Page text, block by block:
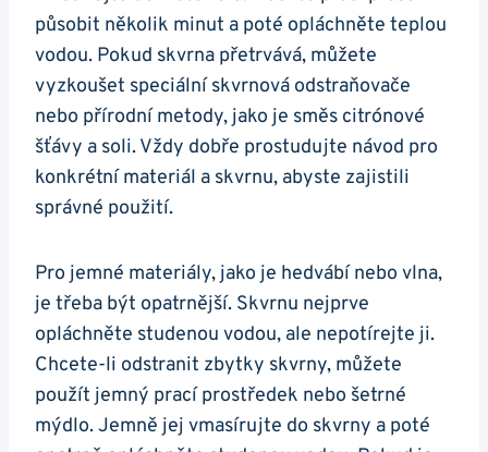
působit několik minut a⁣ poté opláchněte teplou
vodou. Pokud skvrna​ přetrvává, můžete
vyzkoušet‌ speciální ‌skvrnová odstraňovače
nebo ​přírodní⁤ metody, jako ‍je ⁣směs​ citrónové
šťávy a soli. Vždy dobře prostudujte návod pro
konkrétní materiál‍ a skvrnu, abyste zajistili
správné⁤ použití.
Pro jemné materiály, jako je hedvábí nebo vlna,
je ‌třeba být opatrnější.⁤ Skvrnu ⁤nejprve
opláchněte studenou ‌vodou,​ ale nepotírejte⁢ ji.
Chcete-li odstranit zbytky skvrny, můžete
použít jemný ⁤prací⁣ prostředek⁣ nebo šetrné⁣
mýdlo. Jemně jej​ vmasírujte do skvrny a poté